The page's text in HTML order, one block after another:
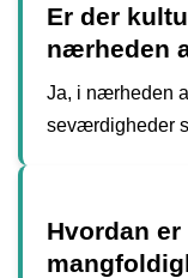
Er der
nærheden
Ja, i nærheden
seværdigheder
Hvordan